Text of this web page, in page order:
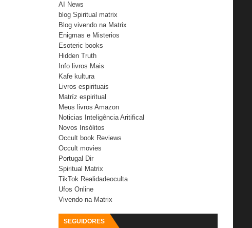
AI News
blog Spiritual matrix
Blog vivendo na Matrix
Enigmas e Misterios
Esoteric books
Hidden Truth
Info livros Mais
Kafe kultura
Livros espirituais
Matríz espiritual
Meus livros Amazon
Noticias Inteligência Aritifical
Novos Insólitos
Occult book Reviews
Occult movies
Portugal Dir
Spiritual Matrix
TikTok Realidadeoculta
Ufos Online
Vivendo na Matrix
SEGUIDORES